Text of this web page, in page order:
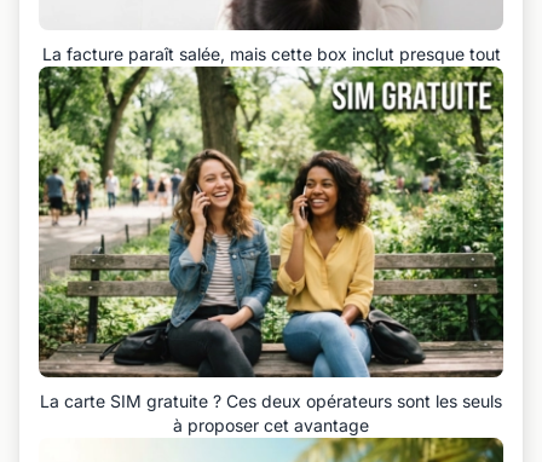
La facture paraît salée, mais cette box inclut presque tout
La carte SIM gratuite ? Ces deux opérateurs sont les seuls
à proposer cet avantage